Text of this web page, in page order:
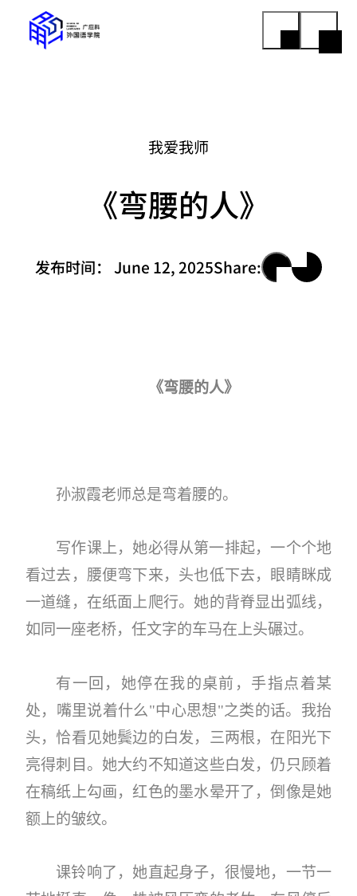
我爱我师
《弯腰的人》
发布时间： June 12, 2025Share:
《弯腰的人》
孙淑霞老师总是弯着腰的。
写作课上，她必得从第一排起，一个个地
看过去，腰便弯下来，头也低下去，眼睛眯成
一道缝，在纸面上爬行。她的背脊显出弧线，
如同一座老桥，任文字的车马在上头碾过。
有一回，她停在我的桌前，手指点着某
处，嘴里说着什么"中心思想"之类的话。我抬
头，恰看见她鬓边的白发，三两根，在阳光下
亮得刺目。她大约不知道这些白发，仍只顾着
在稿纸上勾画，红色的墨水晕开了，倒像是她
额上的皱纹。
课铃响了，她直起身子，很慢地，一节一